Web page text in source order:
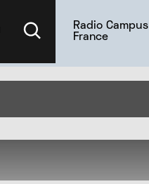
Radio Campus
France